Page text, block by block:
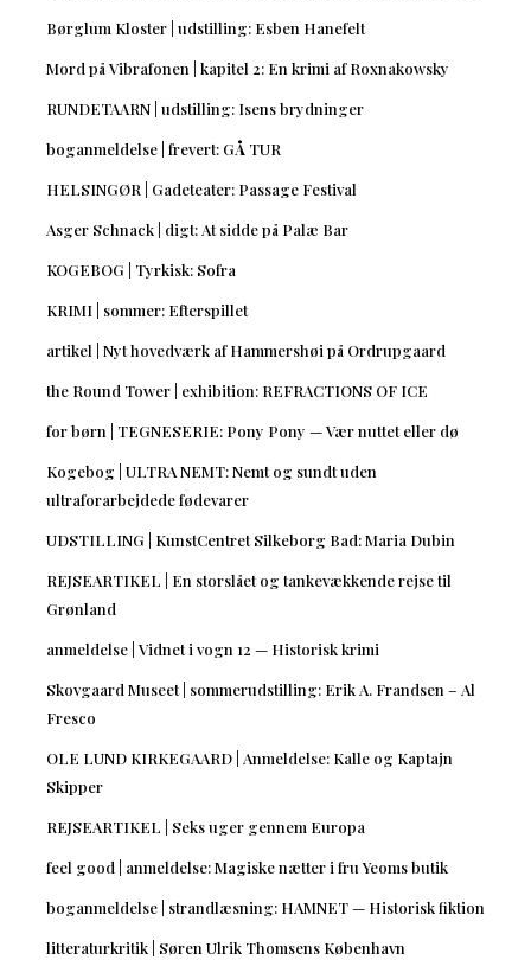
Børglum Kloster | udstilling: Esben Hanefelt
Mord på Vibrafonen | kapitel 2: En krimi af Roxnakowsky
RUNDETAARN | udstilling: Isens brydninger
boganmeldelse | frevert: GÅ TUR
HELSINGØR | Gadeteater: Passage Festival
Asger Schnack | digt: At sidde på Palæ Bar
KOGEBOG | Tyrkisk: Sofra
KRIMI | sommer: Efterspillet
artikel | Nyt hovedværk af Hammershøi på Ordrupgaard
the Round Tower | exhibition: REFRACTIONS OF ICE
for børn | TEGNESERIE: Pony Pony — Vær nuttet eller dø
Kogebog | ULTRA NEMT: Nemt og sundt uden
ultraforarbejdede fødevarer
UDSTILLING | KunstCentret Silkeborg Bad: Maria Dubin
REJSEARTIKEL | En storslået og tankevækkende rejse til
Grønland
anmeldelse | Vidnet i vogn 12 — Historisk krimi
Skovgaard Museet | sommerudstilling: Erik A. Frandsen – Al
Fresco
OLE LUND KIRKEGAARD | Anmeldelse: Kalle og Kaptajn
Skipper
REJSEARTIKEL | Seks uger gennem Europa
feel good | anmeldelse: Magiske nætter i fru Yeoms butik
boganmeldelse | strandlæsning: HAMNET — Historisk fiktion
litteraturkritik | Søren Ulrik Thomsens København